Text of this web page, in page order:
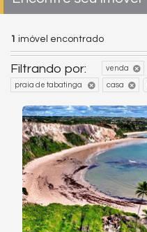
1 imóvel encontrado
Filtrando por: venda
praia de tabatinga casa